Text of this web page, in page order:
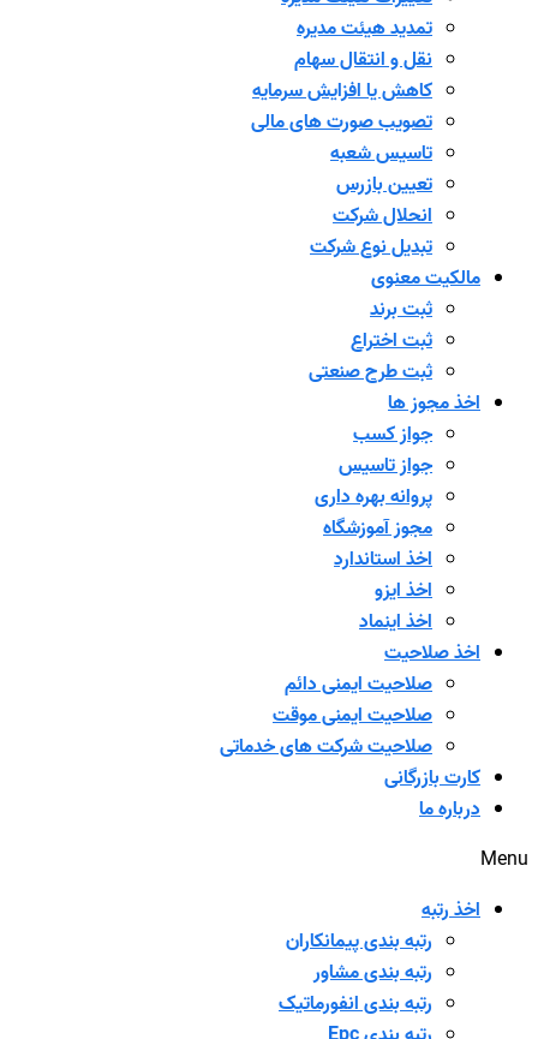
تمدید هیئت مدیره
نقل و انتقال سهام
کاهش یا افزایش سرمایه
تصویب صورت های مالی
تاسیس شعبه
تعیین بازرس
انحلال شرکت
تبدیل نوع شرکت
مالکیت معنوی
ثبت برند
ثبت اختراع
ثبت طرح صنعتی
اخذ مجوز ها
جواز کسب
جواز تاسیس
پروانه بهره داری
مجوز آموزشگاه
اخذ استاندارد
اخذ ایزو
اخذ اینماد
اخذ صلاحیت
صلاحیت ایمنی دائم
صلاحیت ایمنی موقت
صلاحیت شرکت های خدماتی
کارت بازرگانی
درباره ما
Menu
اخذ رتبه
رتبه بندی پیمانکاران
رتبه بندی مشاور
رتبه بندی انفورماتیک